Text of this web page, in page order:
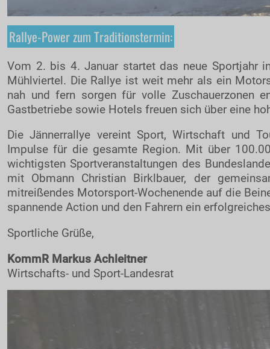
RCM
Motorsportclubs
Partner
Sponsoren / Aussteller
Rückblick
TEC7 ORM APP
Gemeinden
Zimmernachweis
Tickets / Verkaufstellen
Ticket AGB
Archiv
Kontakt
Rallye-Power zum Traditionstermin:
Vom 2. bis 4. Januar startet das neue Sportjahr
Mühlviertel. Die Rallye ist weit mehr als ein
nah und fern sorgen für volle Zuschauerzonen
Gastbetriebe sowie Hotels freuen sich über eine
Die Jännerrallye vereint Sport, Wirtschaft und
Impulse für die gesamte Region. Mit über
wichtigsten Sportveranstaltungen des
mit Obmann Christian Birklbauer, der
mitreißendes Motorsport-Wochenende auf die
spannende Action und den Fahrern ein
Sportliche Grüße,
KommR Markus Achleitner
Wirtschafts- und Sport-Landesrat